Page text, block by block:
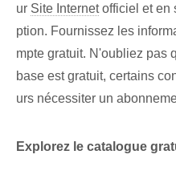
ur Site Internetofficiel et en
ption. Fournissez les
mpte gratuit.‍ N'oubliez pas‍
base est gratuit, certains
urs nécessiter un
Explorez le catalogue